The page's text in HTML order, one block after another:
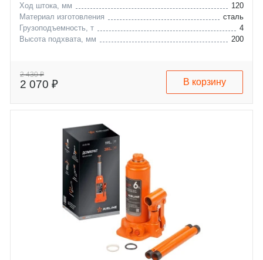
Ход штока, мм
120
Материал изготовления
сталь
Грузоподъемность, т
4
Высота подхвата, мм
200
2 430 ₽
2 070 ₽ В корзину